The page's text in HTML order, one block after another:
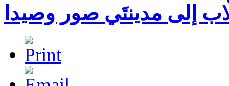
إلى مدينتَي صور وصيدا